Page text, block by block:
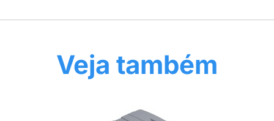
Veja também